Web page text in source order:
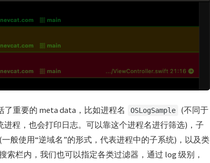
重要的 meta data，比如进程名 OSLogSample
(不同于
程，也会打印日志。可以靠这个进程名进行筛选)，子
(一般使用“逆域名”的形式，代表进程中的子系统)，以及类
索栏内，我们也可以指定各类过滤器，通过 log 级别，